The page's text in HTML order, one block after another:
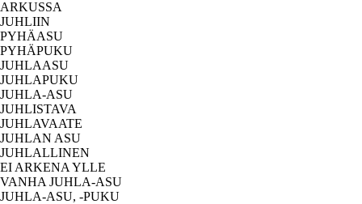
ARKUSSA
JUHLIIN
PYHÄASU
PYHÄPUKU
JUHLAASU
JUHLAPUKU
JUHLA-ASU
JUHLISTAVA
JUHLAVAATE
JUHLAN ASU
JUHLALLINEN
EI ARKENA YLLE
VANHA JUHLA-ASU
JUHLA-ASU, -PUKU